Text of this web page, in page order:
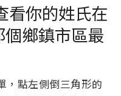
看你的姓氏在
鄉鎮市區最
，點左側倒三角形的